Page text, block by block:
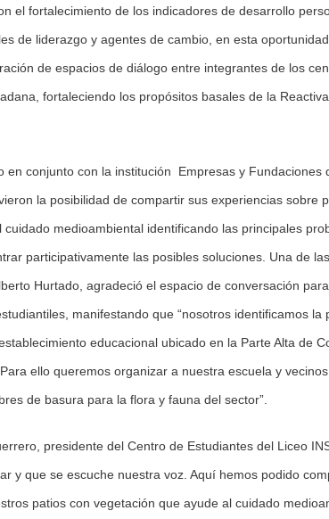
el fortalecimiento de los indicadores de desarrollo
de liderazgo y agentes de cambio, en esta
de espacios de diálogo entre integrantes de los
fortaleciendo los propósitos basales de la
en conjunto con la institución Empresas y Fundaciones
la posibilidad de compartir sus experiencias sobre
medioambiental identificando las principales
participativamente las posibles soluciones. Una de
Hurtado, agradeció el espacio de conversación
manifestando que “nosotros identificamos la
educacional ubicado en la Parte Alta de
ello queremos organizar a nuestra escuela y
de basura para la flora y fauna del sector”.
presidente del Centro de Estudiantes del Liceo
y que se escuche nuestra voz. Aquí hemos podido
patios con vegetación que ayude al cuidado